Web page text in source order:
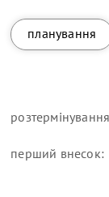
планування
перший внесок: